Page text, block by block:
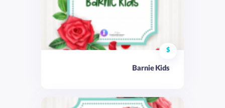
$
Barnie Kids